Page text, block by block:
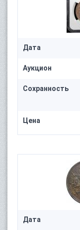
Дата
Аукцион
Сохранность
Цена
Дата